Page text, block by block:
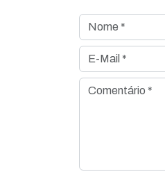
Nome *
E-Mail *
Comentário *